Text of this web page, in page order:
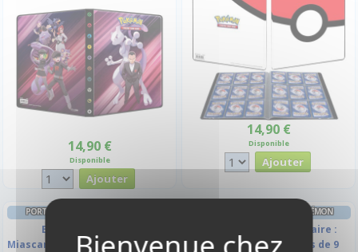
14,90 €
Disponible
14,90 €
Disponible
PORTFOLIO A4 - 9 CASES POKÉMON
Ecarlate et Violet -
Miascarade/Flâmigator/Palmaval
PORTFOLIO A4 - 9 CASES POKÉMON
Mascarade Crépusculaire :
Ogerpon- A4 - 14 pages de 9